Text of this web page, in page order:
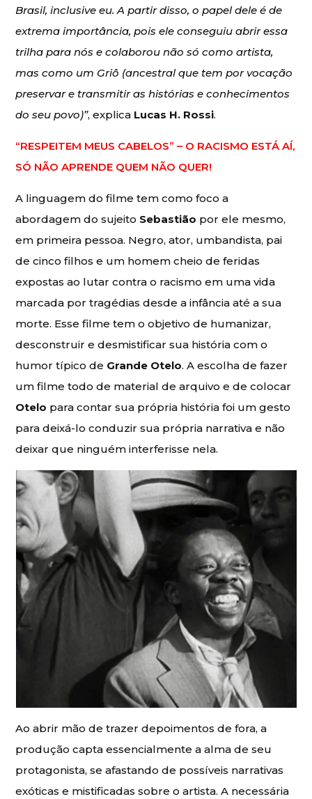
Brasil, inclusive eu. A partir disso, o papel dele é de
extrema importância, pois ele conseguiu abrir essa
trilha para nós e colaborou não só como artista,
mas como um Griô (ancestral que tem por vocação
preservar e transmitir as histórias e conhecimentos
do seu povo)”, explica Lucas H. Rossi.
“RESPEITEM MEUS CABELOS” – O RACISMO ESTÁ AÍ,
SÓ NÃO APRENDE QUEM NÃO QUER!
A linguagem do filme tem como foco a
abordagem do sujeito Sebastião por ele mesmo,
em primeira pessoa. Negro, ator, umbandista, pai
de cinco filhos e um homem cheio de feridas
expostas ao lutar contra o racismo em uma vida
marcada por tragédias desde a infância até a sua
morte. Esse filme tem o objetivo de humanizar,
desconstruir e desmistificar sua história com o
humor típico de Grande Otelo. A escolha de fazer
um filme todo de material de arquivo e de colocar
Otelo para contar sua própria história foi um gesto
para deixá-lo conduzir sua própria narrativa e não
deixar que ninguém interferisse nela.
Ao abrir mão de trazer depoimentos de fora, a
produção capta essencialmente a alma de seu
protagonista, se afastando de possíveis narrativas
exóticas e mistificadas sobre o artista. A necessária